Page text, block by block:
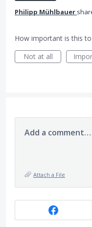
Philipp Mühlbauer
How important is this
Not at all
Add a comment…
Attach a File